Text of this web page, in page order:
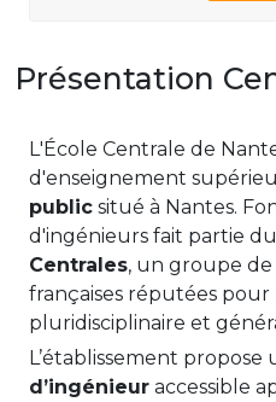
Présentation
L'École Centrale de
d'enseignement
public situé à Nantes.
d'ingénieurs fait partie du
Centrales, un groupe de
françaises réputées
pluridisciplinaire et
L’établissement propose
d’ingénieur accessible